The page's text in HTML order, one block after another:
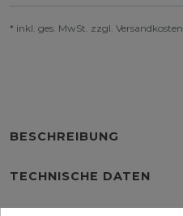
* inkl. ges. MwSt. zzgl. Versandkosten
BESCHREIBUNG
TECHNISCHE DATEN